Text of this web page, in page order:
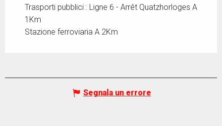
Trasporti pubblici : Ligne 6 - Arrêt Quatzhorloges A
1Km
Stazione ferroviaria A 2Km
Segnala un errore